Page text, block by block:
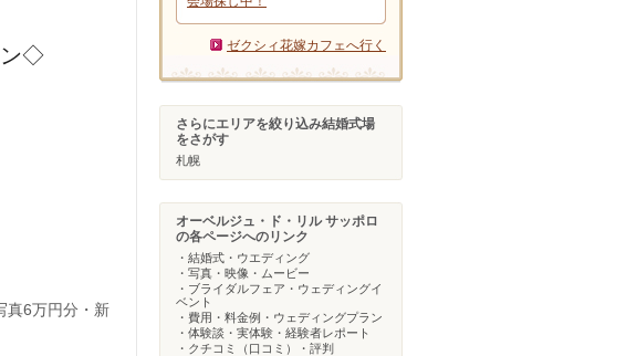
ン◇
真6万円分・新
ゼクシィ花嫁カフェへ行く
さらにエリアを絞り込み結婚式場
をさがす
札幌
オーベルジュ・ド・リル サッポロ
の各ページへのリンク
・結婚式・ウエディング
・写真・映像・ムービー
・ブライダルフェア・ウェディングイ
ベント
・費用・料金例・ウェディングプラン
・体験談・実体験・経験者レポート
・クチコミ（口コミ）・評判